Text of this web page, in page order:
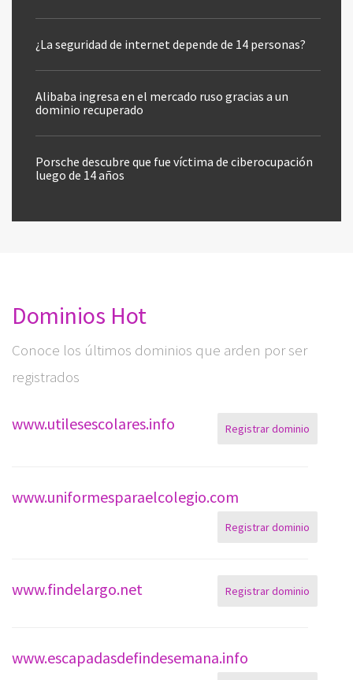
¿La seguridad de internet depende de 14 personas?
Alibaba ingresa en el mercado ruso gracias a un
dominio recuperado
Porsche descubre que fue víctima de ciberocupación
luego de 14 años
Dominios Hot
Conoce los últimos dominios que arden por ser
registrados
www.utilesescolares.info Registrar dominio
www.uniformesparaelcolegio.com
Registrar dominio
www.findelargo.net Registrar dominio
www.escapadasdefindesemana.info